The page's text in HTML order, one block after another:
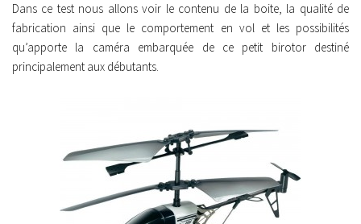
Dans ce test nous allons voir le contenu de la boite, la qualité de
fabrication ainsi que le comportement en vol et les possibilités
qu’apporte la caméra embarquée de ce petit birotor destiné
principalement aux débutants.